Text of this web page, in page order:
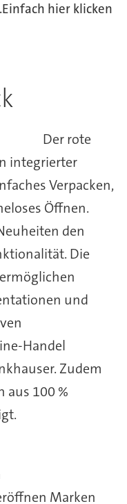
hier klicken
Der rote
integrierter
Verpacken,
Öffnen.
den
Die
und
Handel
Zudem
aus 100 %
Marken